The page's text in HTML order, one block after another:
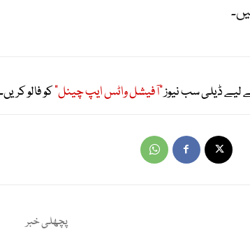
لیے ڈیلی سب نیوز"آفیشل واٹس ایپ چینل"کو فالو کریں۔
پچھلی خبر